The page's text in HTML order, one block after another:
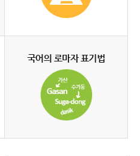
국어의 로마자 표기법